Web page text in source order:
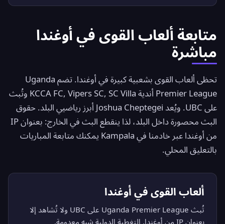
متابعة ألعاب القوى في أوغندا
مباشرة
تحظى ألعاب القوى بشعبية كبيرة في أوغندا. تضم Uganda
Premier League أندية KCCA FC, Vipers SC, SC Villa وتُبث
على UBC. ويُعد Joshua Cheptegei أبرز رياضيي البلد. حقوق
البث محصورة داخل البلد، لذا ينقطع البث في الخارج: بعنوان IP
من أوغندا عبر خادمنا في Kampala يمكنك متابعة المباريات
بالتعليق المحلي.
ألعاب القوى في أوغندا
تُبث Uganda Premier League على UBC ولا تُشاهد إلا
بعنوان IP من أوغندا. التغطية الدولية شبه معدومة.